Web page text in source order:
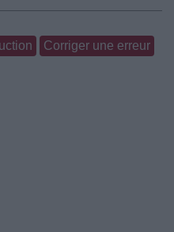
Corriger une erreur